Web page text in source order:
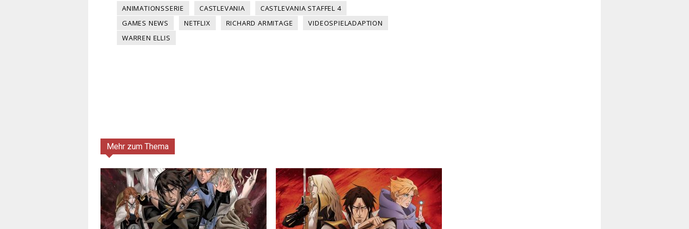
ANIMATIONSSERIE CASTLEVANIA
CASTLEVANIA STAFFEL 4
GAMES NEWS
NETFLIX RICHARD ARMITAGE
VIDEOSPIELADAPTION
WARREN ELLIS
Mehr zum Thema